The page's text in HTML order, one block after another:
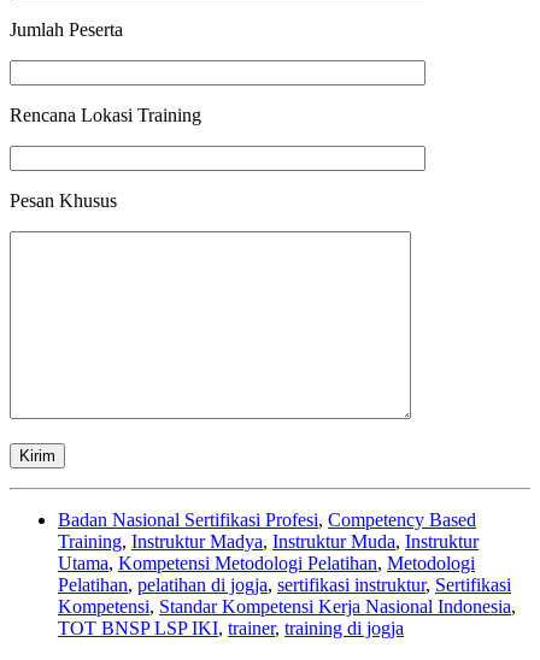
Jumlah Peserta
Rencana Lokasi Training
Pesan Khusus
Badan Nasional Sertifikasi Profesi, Competency Based
Training, Instruktur Madya, Instruktur Muda, Instruktur
Utama, Kompetensi Metodologi Pelatihan, Metodologi
Pelatihan, pelatihan di jogja, sertifikasi instruktur, Sertifikasi
Kompetensi, Standar Kompetensi Kerja Nasional Indonesia,
TOT BNSP LSP IKI, trainer, training di jogja